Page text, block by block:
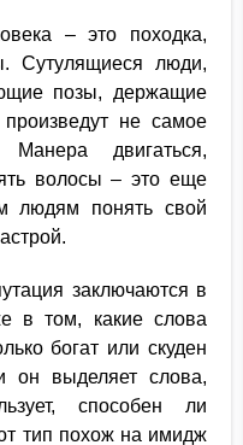
– это походка,
Сутулящиеся люди,
позы, держащие
не самое
Манера двигаться,
волосы – это еще
людям понять свой
заключаются в
в том, какие слова
богат или скуден
он выделяет слова,
способен ли
тип похож на имидж